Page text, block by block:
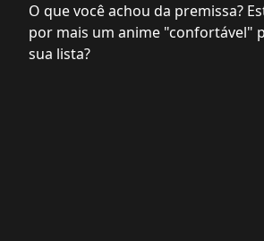
O que você achou da premissa?
por mais um anime "confortável"
sua lista?